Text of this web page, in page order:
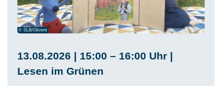
© SLB/Okrent
13.08.2026 | 15:00 – 16:00 Uhr |
Lesen im Grünen